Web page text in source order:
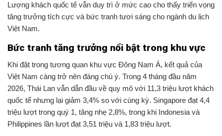
Lượng khách quốc tế vẫn duy trì ở mức cao cho thấy triển vọng
tăng trưởng tích cực và bức tranh tươi sáng cho ngành du lịch
Việt Nam.
Bức tranh tăng trưởng nổi bật trong khu vực
Khi đặt trong tương quan khu vực Đông Nam Á, kết quả của
Việt Nam càng trở nên đáng chú ý. Trong 4 tháng đầu năm
2026, Thái Lan vẫn dẫn đầu về quy mô với 11,3 triệu lượt khách
quốc tế nhưng lại giảm 3,4% so với cùng kỳ. Singapore đạt 4,4
triệu lượt trong quý 1, tăng nhẹ 2,8%, trong khi Indonesia và
Philippines lần lượt đạt 3,51 triệu và 1,83 triệu lượt.